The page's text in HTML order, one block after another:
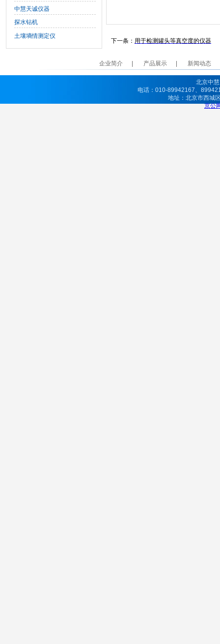
中慧天诚仪器
探水钻机
土壤墒情测定仪
下一条： 用于检测罐头等真空度的仪器
企业简介 产品展示 新闻动态
北京中
电话：010-89942167、
地址：北京市西
京公